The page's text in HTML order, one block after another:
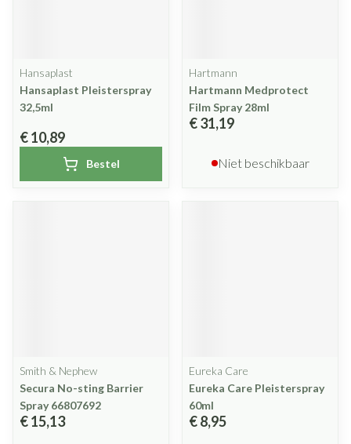
Hansaplast
Hansaplast Pleisterspray
32,5ml
€ 10,89
Bestel
Hartmann
Hartmann Medprotect
Film Spray 28ml
€ 31,19
Niet beschikbaar
Smith & Nephew
Secura No-sting Barrier
Spray 66807692
€ 15,13
Eureka Care
Eureka Care Pleisterspray
60ml
€ 8,95